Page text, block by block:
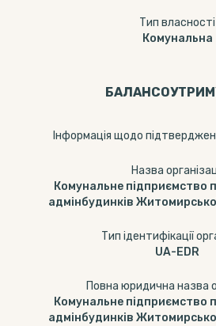
Тип власності
Комунальна
Інформація щодо
Назва
Комунальне підприємство
адмінбудинків
Тип ідентифікації
UA-EDR
Повна юридична назва
Комунальне підприємство
адмінбудинків